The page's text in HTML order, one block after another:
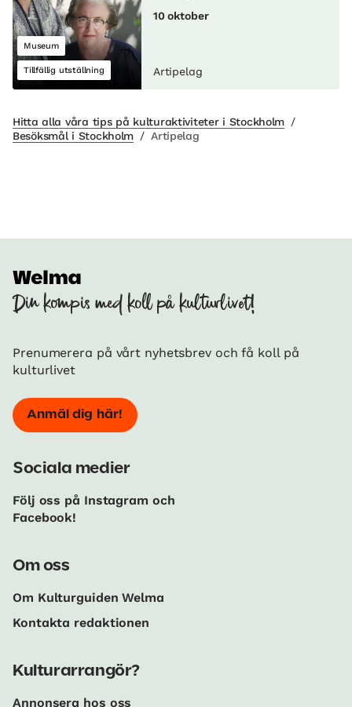
Museum
Tillfällig utställning
10 oktober
Artipelag
Hitta alla våra tips på kulturaktiviteter i Stockholm /
Besöksmål i Stockholm / Artipelag
Din kompis med koll på kulturlivet!
Prenumerera på vårt nyhetsbrev och få koll på
kulturlivet
Anmäl dig här!
Sociala medier
Följ oss på Instagram och
Facebook!
Om oss
Om Kulturguiden Welma
Kontakta redaktionen
Kulturarrangör?
Annonsera hos oss